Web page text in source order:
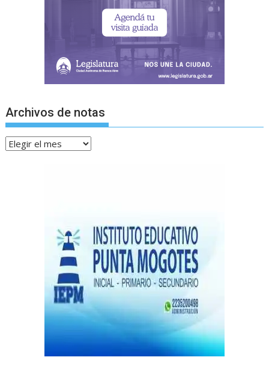
Archivos de notas
Archivos